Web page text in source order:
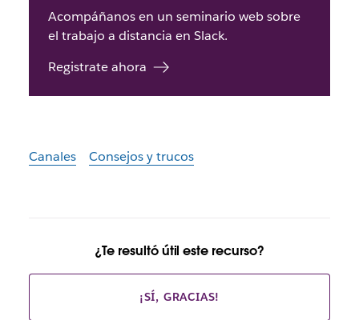
Acompáñanos en un seminario web sobre
el trabajo a distancia en Slack.
Registrate ahora
Canales Consejos y trucos
¿Te resultó útil este recurso?
¡SÍ, GRACIAS!